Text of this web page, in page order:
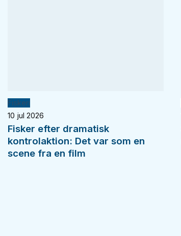
Fiskeri
10 jul 2026
Fisker efter dramatisk
kontrolaktion: Det var som en
scene fra en film